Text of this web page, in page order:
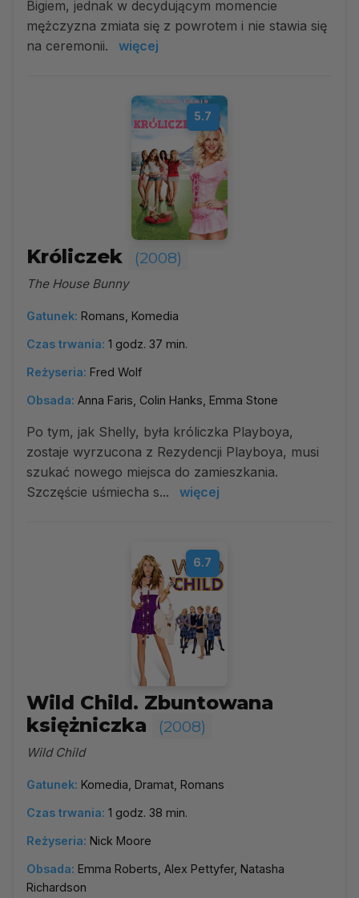
Bigiem, jednak w decydującym momencie
mężczyzna zmiata się z powrotem i nie stawia się
na ceremonii.
więcej
5.7
Króliczek (2008)
The House Bunny
Gatunek: Romans, Komedia
Czas trwania: 1 godz. 37 min.
Reżyseria: Fred Wolf
Obsada: Anna Faris, Colin Hanks, Emma Stone
Po tym, jak Shelly, była króliczka Playboya,
zostaje wyrzucona z Rezydencji Playboya, musi
szukać nowego miejsca do zamieszkania.
Szczęście uśmiecha s...
więcej
6.7
Wild Child. Zbuntowana
księżniczka
(2008)
Wild Child
Gatunek: Komedia, Dramat, Romans
Czas trwania: 1 godz. 38 min.
Reżyseria: Nick Moore
Obsada: Emma Roberts, Alex Pettyfer, Natasha
Richardson